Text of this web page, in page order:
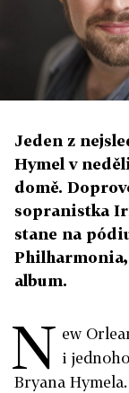
Jeden z
Hymel v
domě.
sopranistka
stane na
album.
N ew
i
Bryana